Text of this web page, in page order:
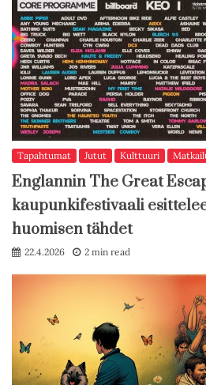
Tapahtumat Jutut Kulttuuri
Englannin The Great
kaupunkifestivaali
huomisen tähdet
22.4.2026 2 min read